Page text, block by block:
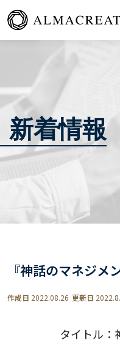
新着情報
『神話のマネジメ
作成日 2022.08.26 更新日
タイトル：